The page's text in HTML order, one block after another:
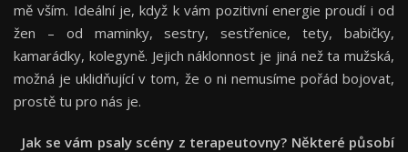
mě vším. Ideální je, když k vám pozitivní energie proudí i od
žen – od maminky, sestry, sestřenice, tety, babičky,
kamarádky, kolegyně. Jejich náklonnost je jiná než ta mužská,
možná je uklidňující v tom, že o ni nemusíme pořád bojovat,
prostě tu pro nás je.
Jak se vám psaly scény z terapeutovny? Některé působí